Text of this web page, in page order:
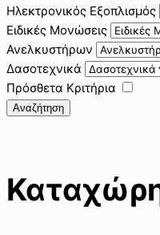
Ηλεκτρονικός Εξοπλισμός
Ειδικές Μονώσεις
Ανελκυστήρων
Δασοτεχνικά
Πρόσθετα Κριτήρια
Αναζήτηση